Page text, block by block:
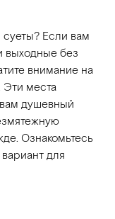
суеты? Если вам
выходные без
внимание на
Эти места
душевный
Ознакомьтесь
для